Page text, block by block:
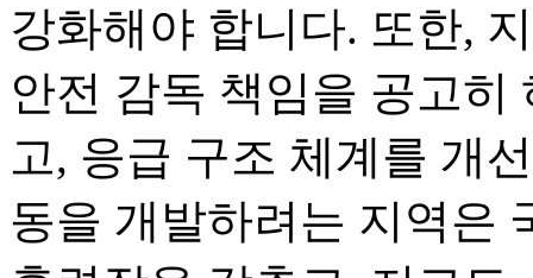
강화해야 합니다. 또한,
안전 감독 책임을 공고히
고, 응급 구조 체계를 개
동을 개발하려는 지역은